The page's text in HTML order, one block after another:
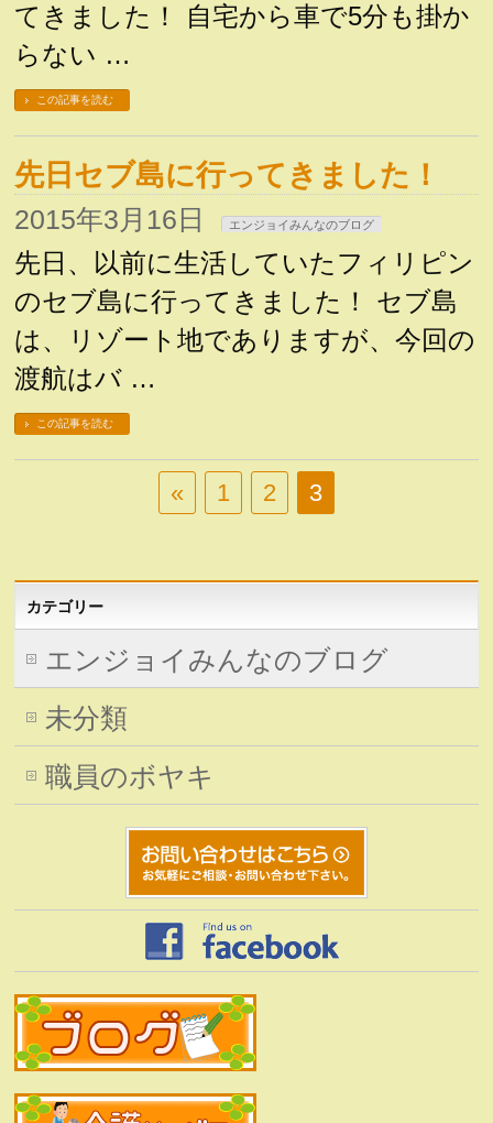
てきました！ 自宅から車で5分も掛か
らない …
この記事を読む
先日セブ島に行ってきました！
2015年3月16日 エンジョイみんなのブログ
先日、以前に生活していたフィリピン
のセブ島に行ってきました！ セブ島
は、リゾート地でありますが、今回の
渡航はバ …
この記事を読む
« 1 2 3
カテゴリー
エンジョイみんなのブログ
未分類
職員のボヤキ